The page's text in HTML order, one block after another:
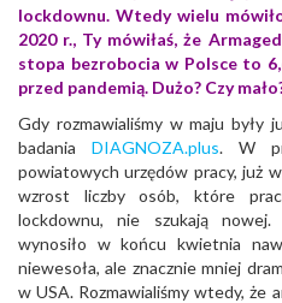
lockdownu. Wtedy wielu
2020 r., Ty mówiłaś, że
stopa bezrobocia w Polsce to
przed pandemią. Dużo? Czy
Gdy rozmawialiśmy w maju były
badania DIAGNOZA.plus. W
powiatowych urzędów pracy, już
wzrost liczby osób, które
lockdownu, nie szukają nowej.
wynosiło w końcu kwietnia
niewesoła, ale znacznie mniej
w USA. Rozmawialiśmy wtedy, że